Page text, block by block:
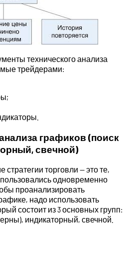
технического анализа
трейдерами:
графиков (поиск
свечной)
торговли — это те,
одновременно
проанализировать
надо использовать
состоит из 3 основных групп:
индикаторный, свечной.